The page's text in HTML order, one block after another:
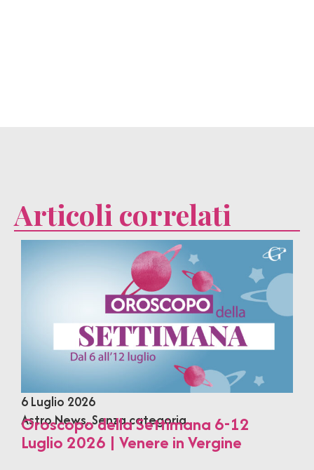
Articoli correlati
6 Luglio 2026
Astro News,Senza categoria
Oroscopo della Settimana 6-12
Luglio 2026 | Venere in Vergine